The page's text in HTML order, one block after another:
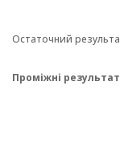
Остаточний
Проміжні